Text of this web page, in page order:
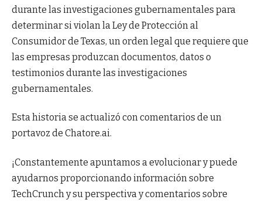
durante las investigaciones gubernamentales para
determinar si violan la Ley de Protección al
Consumidor de Texas, un orden legal que requiere que
las empresas produzcan documentos, datos o
testimonios durante las investigaciones
gubernamentales.
Esta historia se actualizó con comentarios de un
portavoz de Chatore.ai.
¡Constantemente apuntamos a evolucionar y puede
ayudarnos proporcionando información sobre
TechCrunch y su perspectiva y comentarios sobre